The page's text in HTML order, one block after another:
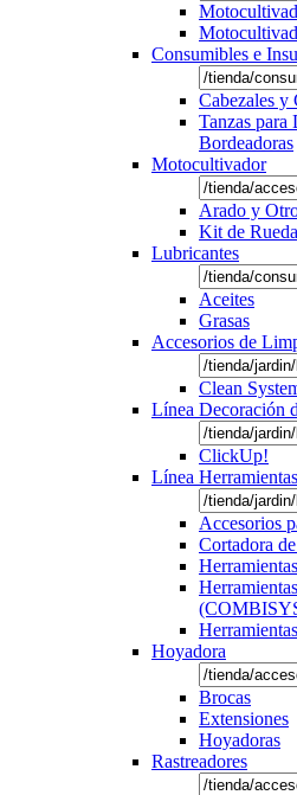
Consumibles e
Cabezales y
Tanzas para
Bordeadoras
Motocultivador
Arado y
Kit de
Lubricantes
Aceites
Grasas
Accesorios de
Clean
Línea Decoración
ClickUp!
Línea
Accesorios
Cortadora
Hoyadora
Brocas
Extensiones
Hoyadoras
Rastreadores